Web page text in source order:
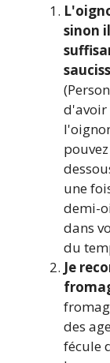
sinon
d'avoir
une
demi-
dans
du
Je
des
fécule